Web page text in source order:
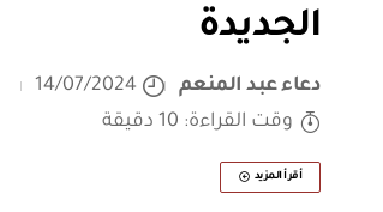
الجديدة
دعاء عبد المنعم
14/07/2024
وقت القراءة: 10 دقيقة
أقرأ المزيد